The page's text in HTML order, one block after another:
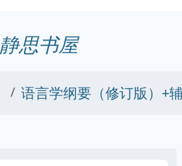
静思书屋
语言学纲要（修订版）+